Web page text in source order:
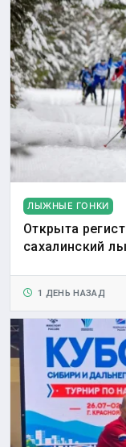
ЛЫЖНЫЕ ГОНКИ
Открыта
сахалинский
1 ДЕНЬ НАЗАД